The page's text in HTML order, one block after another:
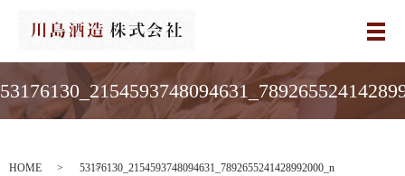
メ
HOME 53176130_2154593748094631_7892655241428992000_n